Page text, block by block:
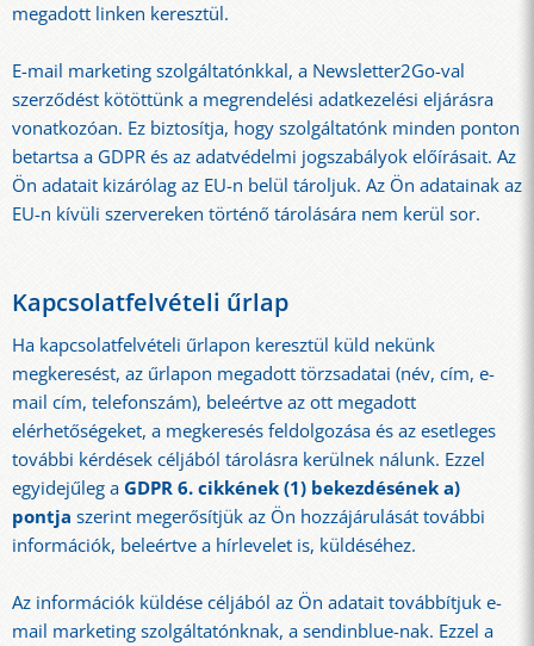
megadott linken keresztül.
E-mail marketing szolgáltatónkkal, a Newsletter2Go-val
szerződést kötöttünk a megrendelési adatkezelési eljárásra
vonatkozóan. Ez biztosítja, hogy szolgáltatónk minden ponton
betartsa a GDPR és az adatvédelmi jogszabályok előírásait. Az
Ön adatait kizárólag az EU-n belül tároljuk. Az Ön adatainak az
EU-n kívüli szervereken történő tárolására nem kerül sor.
Kapcsolatfelvételi űrlap
Ha kapcsolatfelvételi űrlapon keresztül küld nekünk
megkeresést, az űrlapon megadott törzsadatai (név, cím, e-
mail cím, telefonszám), beleértve az ott megadott
elérhetőségeket, a megkeresés feldolgozása és az esetleges
további kérdések céljából tárolásra kerülnek nálunk. Ezzel
egyidejűleg aGDPR 6. cikkének (1) bekezdésének a)
pontja szerint megerősítjük az Ön hozzájárulását további
információk, beleértve a hírlevelet is, küldéséhez.
Az információk küldése céljából az Ön adatait továbbítjuk e-
mail marketing szolgáltatónknak, a sendinblue-nak. Ezzel a